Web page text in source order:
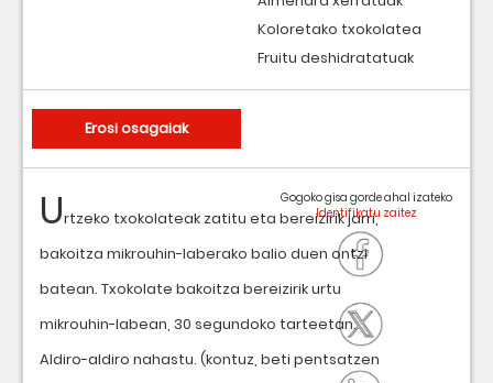
Urtzeko txokolateak zatitu eta bereizirik jarri,
bakoitza mikrouhin-laberako balio duen ontzi
batean. Txokolate bakoitza bereizirik urtu
mikrouhin-labean, 30 segundoko tarteetan.
Aldiro-aldiro nahastu. (kontuz, beti pentsatzen
Gogoko gisa gorde ahal izateko
Koloretako txokolatea
Fruitu deshidratatuak
Erosi osagaiak